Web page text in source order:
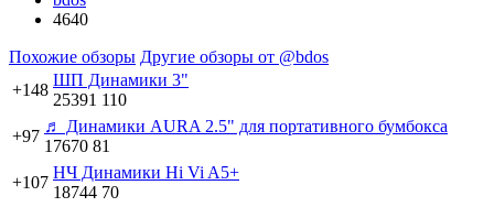
4640
Похожие обзоры Другие обзоры от @bdos
+148
ШП Динамики 3"
25391 110
+97
♬ Динамики AURA 2.5" для портативного бумбокса
17670 81
+107
НЧ Динамики Hi Vi A5+
18744 70